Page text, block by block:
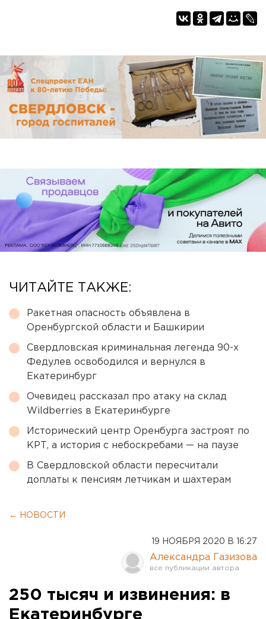
ЧИТАЙТЕ ТАКЖЕ:
Ракетная опасность объявлена в
Оренбургской области и Башкирии
Свердловская криминальная легенда 90-х
Федулев освободился и вернулся в
Екатеринбург
Очевидец рассказал про атаку на склад
Wildberries в Екатеринбурге
Исторический центр Оренбурга застроят по
КРТ, а история с небоскребами — на паузе
В Свердловской области пересчитали
доплаты к пенсиям летчикам и шахтерам
← НОВОСТИ
19 НОЯБРЯ 2020 В 16:27
Александра Газизова
250 тысяч и извинения: в
Екатеринбурге